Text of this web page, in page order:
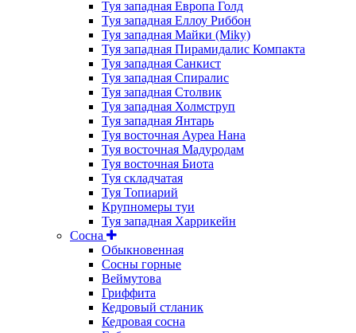
Туя западная Европа Голд
Туя западная Еллоу Риббон
Туя западная Майки (Miky)
Туя западная Пирамидалис Компакта
Туя западная Санкист
Туя западная Спиралис
Туя западная Столвик
Туя западная Холмструп
Туя западная Янтарь
Туя восточная Ауреа Нана
Туя восточная Мадуродам
Туя восточная Биота
Туя складчатая
Туя Топиарий
Крупномеры туи
Туя западная Харрикейн
Сосна
Обыкновенная
Сосны горные
Веймутова
Гриффита
Кедровый стланик
Кедровая сосна